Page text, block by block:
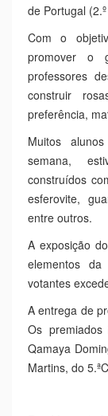
de Portugal
Com o
promover o
professores
construir
preferência,
Muitos
semana,
construídos
esferovite,
entre outros.
A exposição
elementos
votantes
A entrega de
Os
Qamaya
Martins, do